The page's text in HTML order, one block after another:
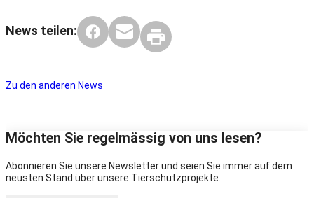
News teilen:
Zu den anderen News
Möchten Sie regelmässig von uns lesen?
Abonnieren Sie unsere Newsletter und seien Sie immer auf dem
neusten Stand über unsere Tierschutzprojekte.